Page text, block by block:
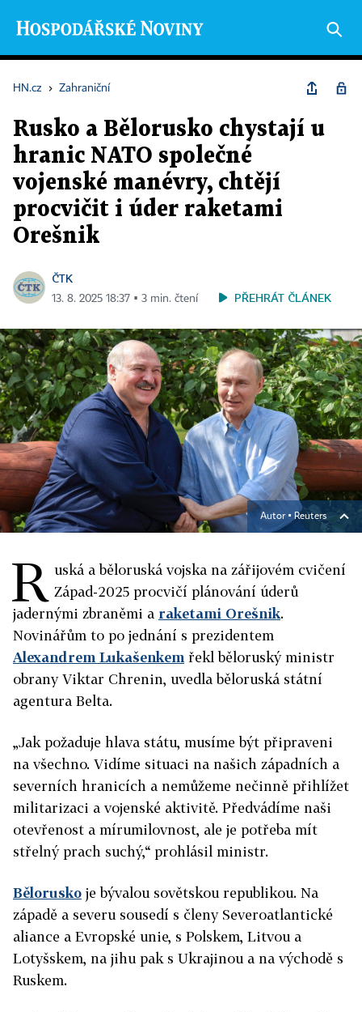
HN.cz › Zahraniční
Rusko a Bělorusko chystají u
hranic NATO společné
vojenské manévry, chtějí
procvičit i úder raketami
Orešnik
ČTK
13. 8. 2025 18:37 ▪ 3 min. čtení PŘEHRÁT ČLÁNEK
Autor ▪ Reuters
R uská a běloruská vojska na zářijovém cvičení
Západ-2025 procvičí plánování úderů
jadernými zbraněmi a raketami Orešnik.
Novinářům to po jednání s prezidentem
Alexandrem Lukašenkem řekl běloruský ministr
obrany Viktar Chrenin, uvedla běloruská státní
agentura Belta.
„Jak požaduje hlava státu, musíme být připraveni
na všechno. Vidíme situaci na našich západních a
severních hranicích a nemůžeme nečinně přihlížet
militarizaci a vojenské aktivitě. Předvádíme naši
otevřenost a mírumilovnost, ale je potřeba mít
střelný prach suchý,“ prohlásil ministr.
Bělorusko je bývalou sovětskou republikou. Na
západě a severu sousedí s členy Severoatlantické
aliance a Evropské unie, s Polskem, Litvou a
Lotyšskem, na jihu pak s Ukrajinou a na východě s
Ruskem.